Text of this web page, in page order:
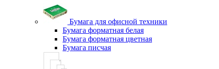
Бумага для офисной техники
Бумага форматная белая
Бумага форматная цветная
Бумага писчая